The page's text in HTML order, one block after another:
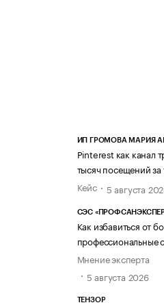
ИП ГРОМОВА МАРИЯ
Pinterest как канал
тысяч посещений за
Кейс
5 августа
СЭС
Как избавиться от
профессиональные
Мнение эксперта
5 августа 2026
ТЕНЗОР